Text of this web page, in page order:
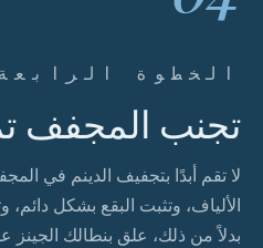
الخطوة الرابعة · 2
تجنب المجفف
لا تقم أبدًا بتجفيف الدينم في
الألياف، وتثبت البقع بشكل
بدلاً من ذلك، علق بنطالك الجينز